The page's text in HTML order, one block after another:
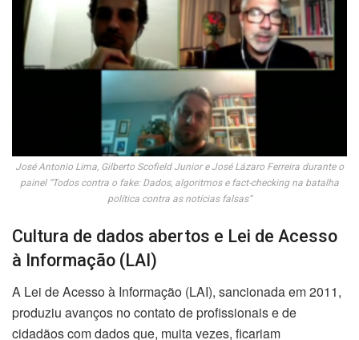
José Antonio Lima, Gilberto Scofield Junior e José Lázaro Ferreira durante o
painel “Todos contra o fake: Dados, algoritmos e fact-checking na batalha
política contra as notícias falsas”
Cultura de dados abertos e Lei de Acesso
à Informação (LAI)
A Lei de Acesso à Informação (LAI), sancionada em 2011,
produziu avanços no contato de profissionais e de
cidadãos com dados que, muita vezes, ficariam